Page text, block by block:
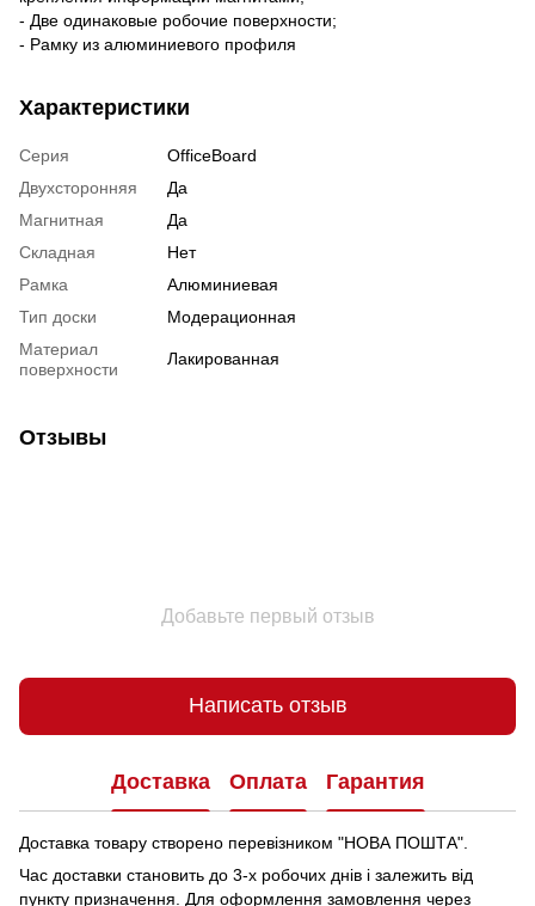
- Две одинаковые робочие поверхности;
- Рамку из алюминиевого профиля
Характеристики
Серия
OfficeBoard
Двухсторонняя
Да
Магнитная
Да
Складная
Нет
Рамка
Алюминиевая
Тип доски
Модерационная
Материал
поверхности
Лакированная
Отзывы
Добавьте первый отзыв
Написать отзыв
Доставка Оплата Гарантия
Доставка товару створено перевізником "НОВА ПОШТА".
Час доставки становить до 3-х робочих днів і залежить від
пункту призначення. Для оформлення замовлення через